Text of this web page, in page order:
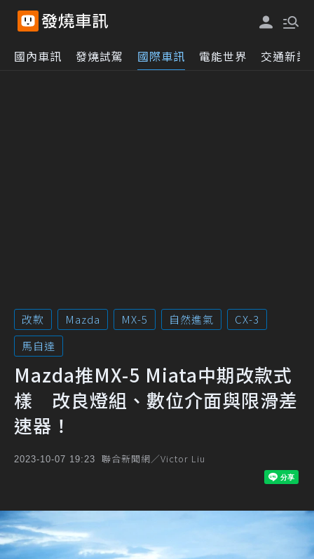
國內車訊 發燒試駕 國際車訊 電能世界 交通新訊
改款 Mazda MX-5 自然進氣
CX-3
馬自達
Mazda推MX-5 Miata中期改款式
樣 改良燈組、數位介面與限滑差
速器！
2023-10-07 19:23 聯合新聞網／Victor Liu